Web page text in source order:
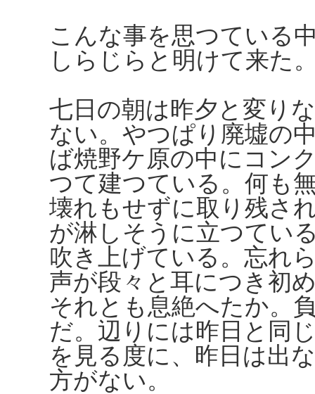
こんな事を思つている
しらじらと明けて来た
七日の朝は昨夕と変り
ない。やつぱり廃墟の
ば焼野ケ原の中にコン
つて建つている。何も
壊れもせずに取り残さ
が淋しそうに立つてい
吹き上げている。忘れ
声が段々と耳につき初
それとも息絶へたか。
だ。辺りには昨日と同
を見る度に、昨日は出
方がない。